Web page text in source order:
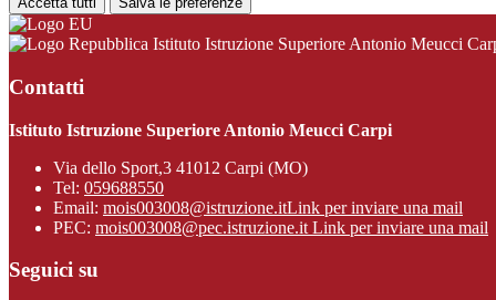
Istituto Istruzione Superiore Antonio Meucci
Contatti
Istituto Istruzione Superiore Antonio Meucci Carpi
Via dello Sport,3 41012 Carpi (MO)
Tel: 059688550
Email: mois003008@istruzione.itLink per inviare una mail
PEC: mois003008@pec.istruzione.it Link per inviare una mail
Seguici su